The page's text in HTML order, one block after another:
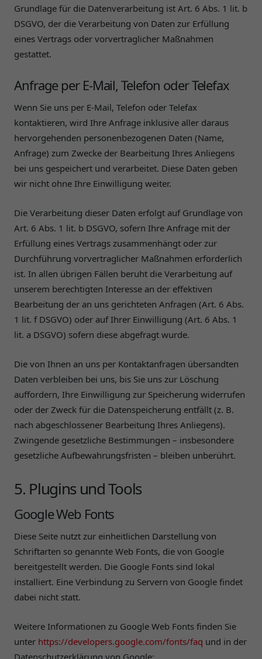
Grundlage für die Datenverarbeitung ist Art. 6 Abs. 1 lit. b
DSGVO, der die Verarbeitung von Daten zur Erfüllung
eines Vertrags oder vorvertraglicher Maßnahmen
gestattet.
Anfrage per E-Mail, Telefon oder Telefax
Wenn Sie uns per E-Mail, Telefon oder Telefax
kontaktieren, wird Ihre Anfrage inklusive aller daraus
hervorgehenden personenbezogenen Daten (Name,
Anfrage) zum Zwecke der Bearbeitung Ihres Anliegens
bei uns gespeichert und verarbeitet. Diese Daten geben
wir nicht ohne Ihre Einwilligung weiter.
Die Verarbeitung dieser Daten erfolgt auf Grundlage von
Art. 6 Abs. 1 lit. b DSGVO, sofern Ihre Anfrage mit der
Erfüllung eines Vertrags zusammenhängt oder zur
Durchführung vorvertraglicher Maßnahmen erforderlich
ist. In allen übrigen Fällen beruht die Verarbeitung auf
unserem berechtigten Interesse an der effektiven
Bearbeitung der an uns gerichteten Anfragen (Art. 6 Abs.
1 lit. f DSGVO) oder auf Ihrer Einwilligung (Art. 6 Abs. 1
lit. a DSGVO) sofern diese abgefragt wurde.
Die von Ihnen an uns per Kontaktanfragen übersandten
Daten verbleiben bei uns, bis Sie uns zur Löschung
auffordern, Ihre Einwilligung zur Speicherung widerrufen
oder der Zweck für die Datenspeicherung entfällt (z. B.
nach abgeschlossener Bearbeitung Ihres Anliegens).
Zwingende gesetzliche Bestimmungen – insbesondere
gesetzliche Aufbewahrungsfristen – bleiben unberührt.
5. Plugins und Tools
Google Web Fonts
Diese Seite nutzt zur einheitlichen Darstellung von
Schriftarten so genannte Web Fonts, die von Google
bereitgestellt werden. Die Google Fonts sind lokal
installiert. Eine Verbindung zu Servern von Google findet
dabei nicht statt.
Weitere Informationen zu Google Web Fonts finden Sie
unterhttps://developers.google.com/fonts/faq und in der